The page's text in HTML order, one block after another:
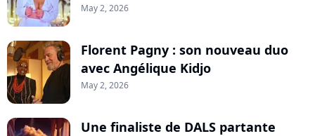
May 2, 2026
Florent Pagny : son nouveau duo
avec Angélique Kidjo
May 2, 2026
Une finaliste de DALS partante